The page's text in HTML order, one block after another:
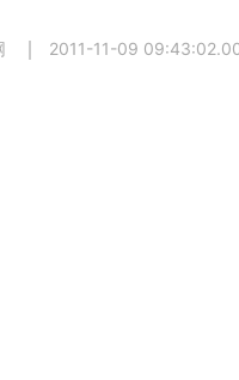
2011-11-09